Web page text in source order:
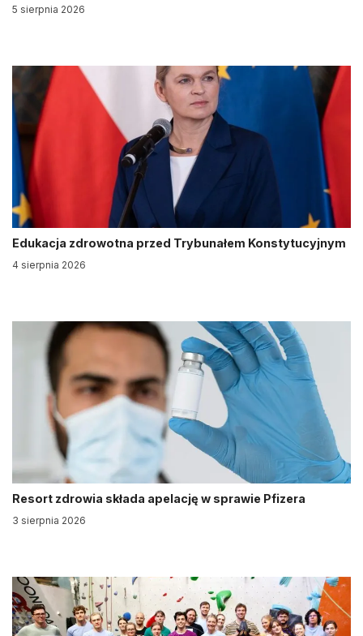
5 sierpnia 2026
Edukacja zdrowotna przed Trybunałem Konstytucyjnym
4 sierpnia 2026
Resort zdrowia składa apelację w sprawie Pfizera
3 sierpnia 2026